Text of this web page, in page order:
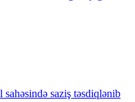
sahəsində saziş təsdiqlənib